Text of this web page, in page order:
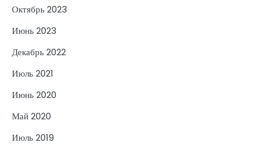
Октябрь 2023
Июнь 2023
Декабрь 2022
Июль 2021
Июнь 2020
Май 2020
Июль 2019